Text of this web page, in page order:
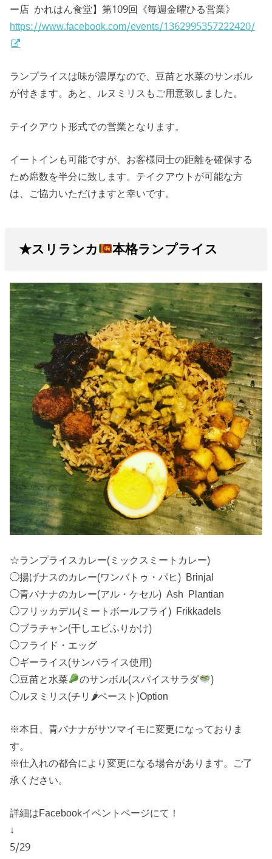
ー店 かれはん食堂】第109回《毎週金曜ひる営業》
https://www.facebook.com/events/1362995357222420/
ランプライスは味が濃厚なので、豆苗と水菜のサンボル
が付きます。あと、ルヌミリスもご用意致しました。
テイクアウト形式での営業となります。
イートインも可能ですが、お客様同士の距離を確保する
ため席数を半分に致します。テイクアウトが可能な方
は、ご協力いただけますと幸いです。
★スリランカ 本格ランプライス
☆ランプライスカレー(ミックスミートカレー)
◯揚げナスのカレー(ワンバトゥ・パヒ) Brinjal
◯青バナナのカレー(アル・ケセル) Ash Plantian
◯フリッカデル(ミートボールフライ) Frikkadels
◯ブラチャン(干しエビふりかけ)
◯フライド・エッグ
◯ギーライス(サンバライス使用)
◯豆苗と水菜
のサンボル(スパイスサラダ
)
◯ルヌミリス(チリ🌶ペースト)Option
※本日、青バナナがサツマイモに変更になっておりま
す。
※仕入れの都合により変更になる場合があります。ご了
承ください。
詳細はFacebookイベントページにて！
↓
5/29